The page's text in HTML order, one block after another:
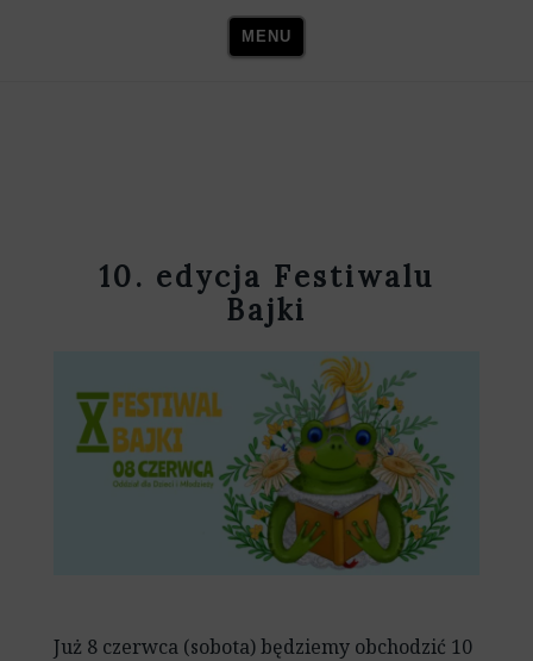
MENU
10. edycja Festiwalu
Bajki
Już 8 czerwca (sobota) będziemy obchodzić 10